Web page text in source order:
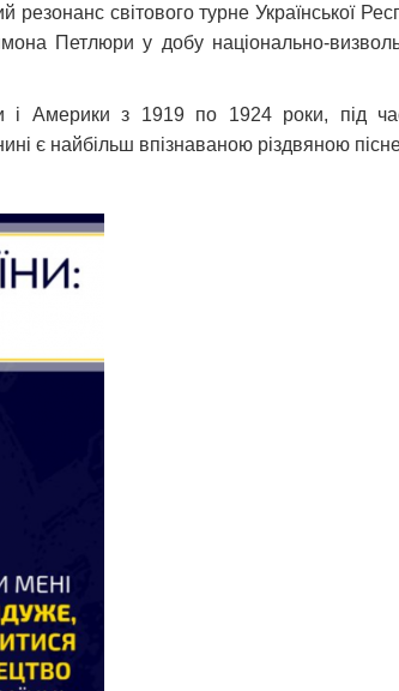
світового турне Української
Петлюри у добу національно-
і Америки з 1919 по 1924 роки, під
є найбільш впізнаваною різдвяною